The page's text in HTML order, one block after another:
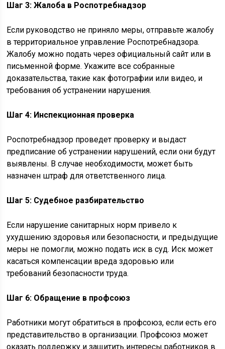
Шаг 3: Жалоба в Роспотребнадзор
Если руководство не приняло меры, отправьте жалобу
в территориальное управление Роспотребнадзора.
Жалобу можно подать через официальный сайт или в
письменной форме. Укажите все собранные
доказательства, такие как фотографии или видео, и
требования об устранении нарушения.
Шаг 4: Инспекционная проверка
Роспотребнадзор проведет проверку и выдаст
предписание об устранении нарушений, если они будут
выявлены. В случае необходимости, может быть
назначен штраф для ответственного лица.
Шаг 5: Судебное разбирательство
Если нарушение санитарных норм привело к
ухудшению здоровья или безопасности, и предыдущие
меры не помогли, можно подать иск в суд. Иск может
касаться компенсации вреда здоровью или
требований безопасности труда.
Шаг 6: Обращение в профсоюз
Работники могут обратиться в профсоюз, если есть его
представительство в организации. Профсоюз может
оказать поддержку и защитить интересы работников в